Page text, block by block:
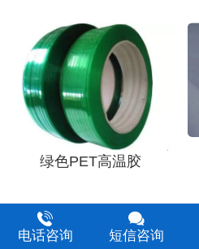
绿色PET高温胶
电话咨询
短信咨询